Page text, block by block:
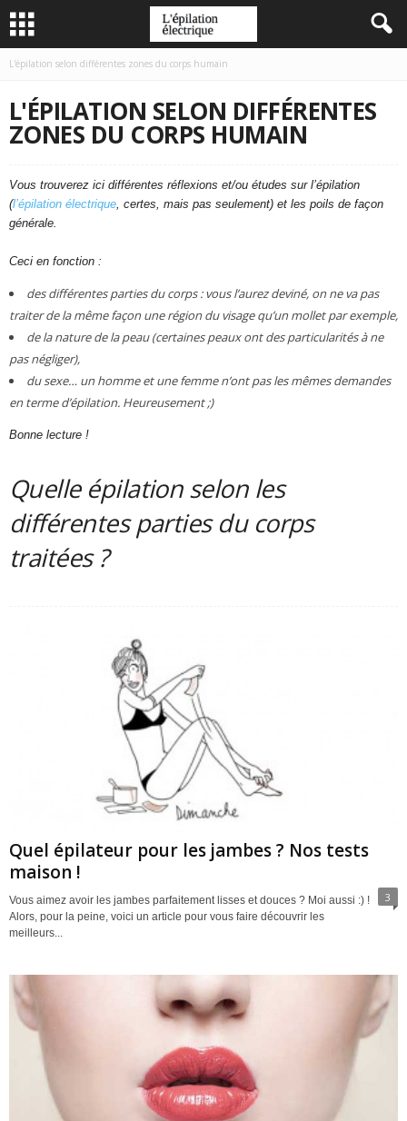
L'épilation selon différentes zones du corps humain
L'ÉPILATION SELON DIFFÉRENTES
ZONES DU CORPS HUMAIN
Vous trouverez ici différentes réflexions et/ou études sur l’épilation
(l’épilation électrique, certes, mais pas seulement) et les poils de façon
générale.
Ceci en fonction :
des différentes parties du corps : vous l’aurez deviné, on ne va pas
traiter de la même façon une région du visage qu’un mollet par exemple,
de la nature de la peau (certaines peaux ont des particularités à ne
pas négliger),
du sexe… un homme et une femme n’ont pas les mêmes demandes
en terme d’épilation. Heureusement ;)
Bonne lecture !
Quelle épilation selon les
différentes parties du corps
traitées ?
Quel épilateur pour les jambes ? Nos tests
maison !
3
Vous aimez avoir les jambes parfaitement lisses et douces ? Moi aussi :) !
Alors, pour la peine, voici un article pour vous faire découvrir les
meilleurs...